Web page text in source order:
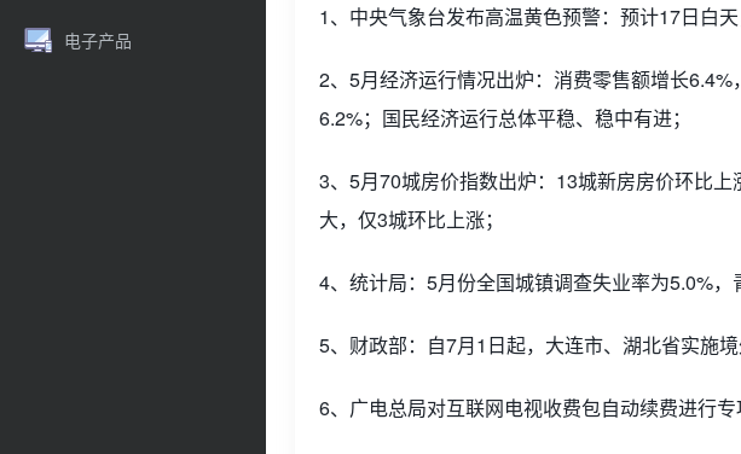
电子产品
1、中央气象台发布高温黄色预警：预计17日白
2、5月经济运行情况出炉：消费零售额增长
6.2%；国民经济运行总体平稳、稳中有进；
3、5月70城房价指数出炉：13城新房房价环比
大，仅3城环比上涨；
4、统计局：5月份全国城镇调查失业率为5.0%，
5、财政部：自7月1日起，大连市、湖北省实施境
6、广电总局对互联网电视收费包自动续费进行